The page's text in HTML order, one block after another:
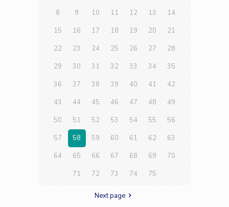
8
9 10 11 12 13
14
15
16 17 18 19 20
21
22
23 24 25 26 27
28
29
30 31 32 33 34
35
36
37 38 39 40 41
42
43
44 45 46 47 48
49
50
51 52 53 54 55
56
57
58 59 60 61 62
63
64
65 66 67 68 69
70
71
72 73 74 75
Next page